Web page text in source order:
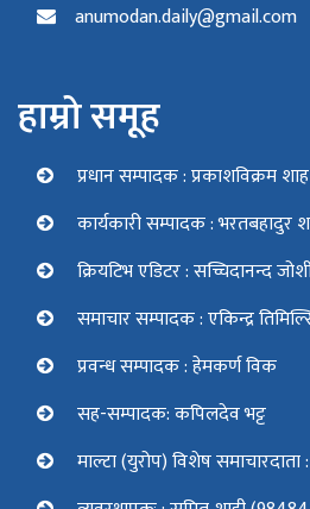
anumodan.daily@gmail.com
हाम्रो समूह
प्रधान सम्पादक : प्रकाशविक्रम शाह
कार्यकारी सम्पादक : भरतबहादुर
क्रियटिभ एडिटर : सच्चिदानन्द
समाचार सम्पादक : एकिन्द्र
प्रवन्ध सम्पादक : हेमकर्ण विक
सह-सम्पादक: कपिलदेव भट्ट
माल्टा (युरोप) विशेष